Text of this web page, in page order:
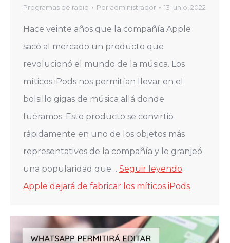
Programas de radio Por administrador 13 junio, 2022
Hace veinte años que la compañía Apple
sacó al mercado un producto que
revolucionó el mundo de la música. Los
míticos iPods nos permitían llevar en el
bolsillo gigas de música allá donde
fuéramos. Este producto se convirtió
rápidamente en uno de los objetos más
representativos de la compañía y le granjeó
una popularidad que… Seguir leyendo
Apple dejará de fabricar los míticos iPods